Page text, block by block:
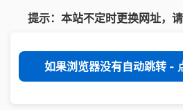
提示：本站不定时更换网址，
如果浏览器没有自动跳转 -